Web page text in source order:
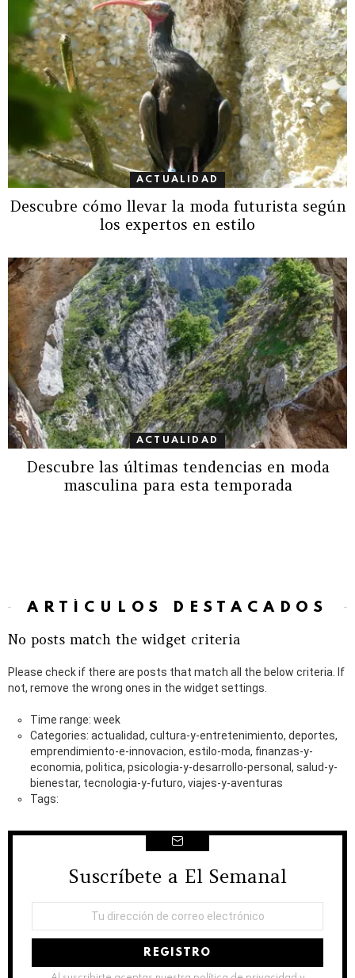
ACTUALIDAD
Descubre cómo llevar la moda futurista según
los expertos en estilo
ACTUALIDAD
Descubre las últimas tendencias en moda
masculina para esta temporada
ARTÍCULOS DESTACADOS
No posts match the widget criteria
Please check if there are posts that match all the below criteria. If
not, remove the wrong ones in the widget settings.
Time range: week
Categories: actualidad, cultura-y-entretenimiento, deportes,
emprendimiento-e-innovacion, estilo-moda, finanzas-y-
economia, politica, psicologia-y-desarrollo-personal, salud-y-
bienestar, tecnologia-y-futuro, viajes-y-aventuras
Tags:
NEWSLETTER
Suscríbete a El Semanal
correo